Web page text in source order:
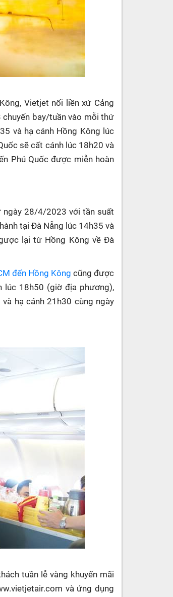
Vietjet nối liền xứ Cảng
bay/tuần vào mỗi thứ
và hạ cánh Hồng Kông lúc
sẽ cất cánh lúc 18h20 và
Phú Quốc được miễn hoàn
ngày 28/4/2023 với tần suất
tại Đà Nẵng lúc 14h35 và
lại từ Hồng Kông về Đà
đến Hồng Kông cũng được
lúc 18h50 (giờ địa phương),
hạ cánh 21h30 cùng ngày
tuần lễ vàng khuyến mãi
và ứng dụng